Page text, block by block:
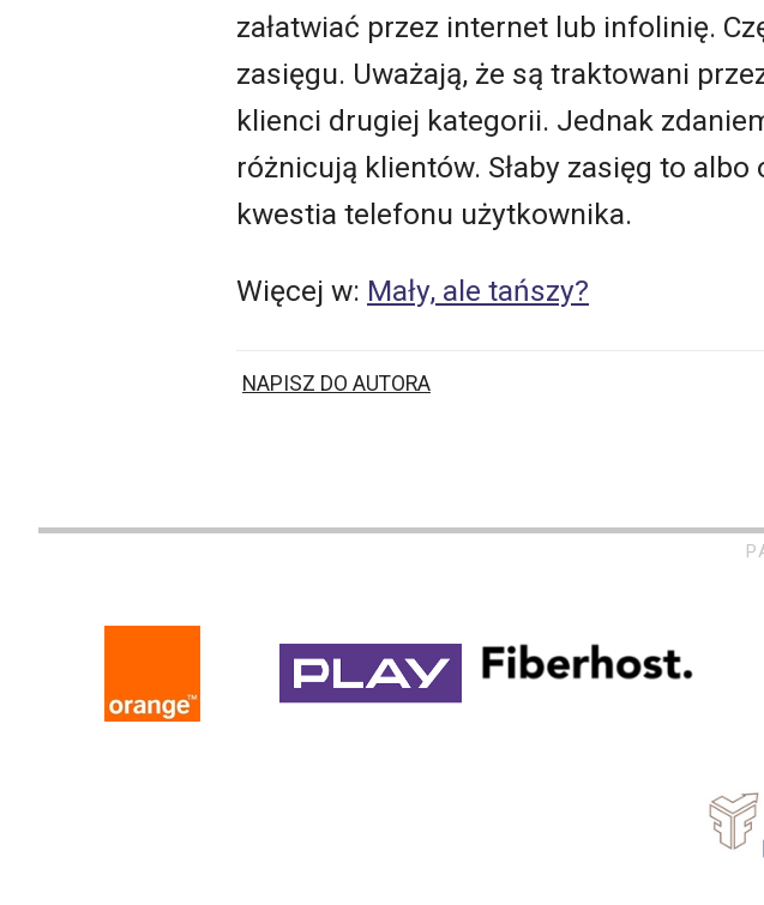
załatwiać przez internet lub infolinię.
zasięgu. Uważają, że są traktowani
klienci drugiej kategorii. Jednak
różnicują klientów. Słaby zasięg to
kwestia telefonu użytkownika.
Więcej w: Mały, ale tańszy?
NAPISZ DO AUTORA